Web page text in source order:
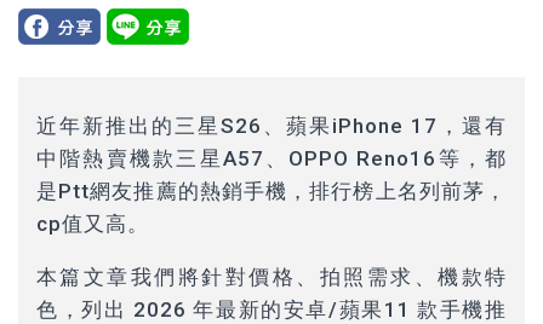
近年新推出的三星S26、蘋果iPhone 17，還有
中階熱賣機款三星A57、OPPO Reno16等，都
是Ptt網友推薦的熱銷手機，排行榜上名列前茅，
cp值又高。
本篇文章我們將針對價格、拍照需求、機款特
色，列出 2026 年最新的安卓/蘋果11 款手機推